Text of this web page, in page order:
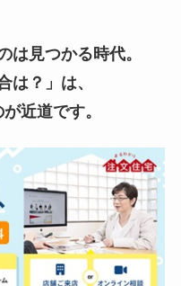
は見つかる時代。
は？」は、
近道です。